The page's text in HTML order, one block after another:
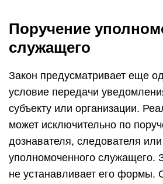
Поручение
служащего
Закон предусматривает еще
условие передачи
субъекту или организации.
может исключительно по
дознавателя, следователя
уполномоченного служащего.
не устанавливает его формы.